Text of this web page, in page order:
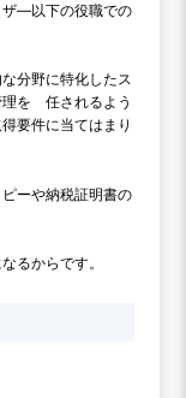
ザ―以下の役職での
分野に特化したス
理を 任されるよう
要件に当てはまり
ーや納税証明書の
るからです。